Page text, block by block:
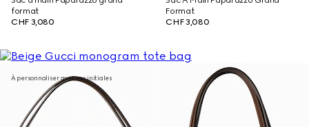
format
CHF 3,080
Format
CHF 3,080
À personnaliser avec vos initiales